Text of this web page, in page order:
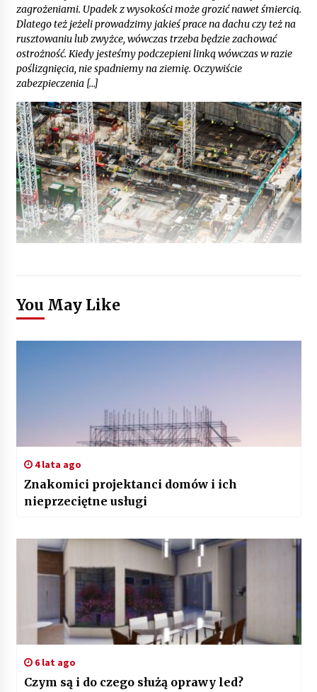
zagrożeniami. Upadek z wysokości może grozić nawet śmiercią.
Dlatego też jeżeli prowadzimy jakieś prace na dachu czy też na
rusztowaniu lub zwyżce, wówczas trzeba będzie zachować
ostrożność. Kiedy jesteśmy podczepieni linką wówczas w razie
poślizgnięcia, nie spadniemy na ziemię. Oczywiście
zabezpieczenia […]
You May Like
4 lata ago
Znakomici projektanci domów i ich
nieprzeciętne usługi
6 lat ago
Czym są i do czego służą oprawy led?